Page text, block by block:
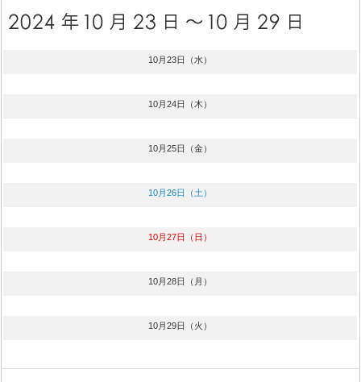
10月23日（水）
10月24日（木）
10月25日（金）
10月26日（土）
10月27日（日）
10月28日（月）
10月29日（火）